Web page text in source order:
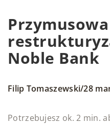
Przymusowa
Noble Bank
Filip Tomaszewski/28
Potrzebujesz ok. 2 min.